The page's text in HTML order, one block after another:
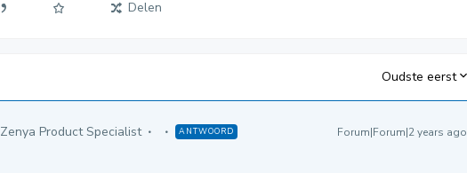
Delen
Oudste eerst
Zenya Product Specialist ANTWOORD Forum|Forum|2 years ago